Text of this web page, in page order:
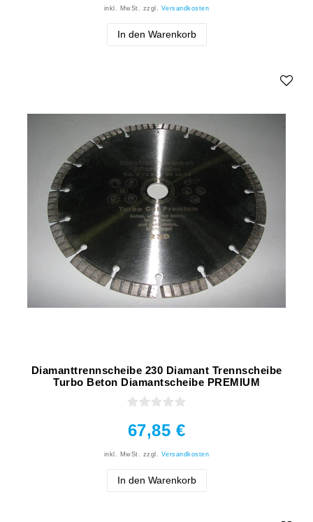
inkl. MwSt. zzgl. Versandkosten
In den Warenkorb
Diamanttrennscheibe 230 Diamant Trennscheibe
Turbo Beton Diamantscheibe PREMIUM
67,85 €
inkl. MwSt. zzgl. Versandkosten
In den Warenkorb